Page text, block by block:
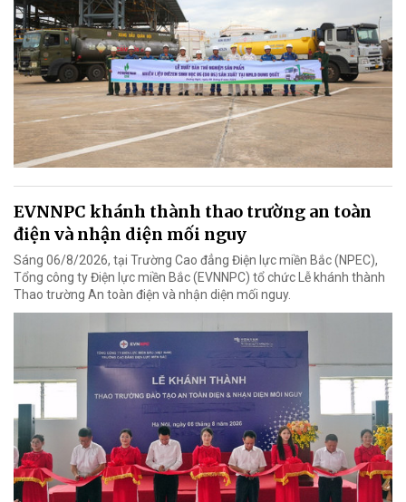
EVNNPC khánh thành thao trường an toàn
điện và nhận diện mối nguy
Sáng 06/8/2026, tại Trường Cao đẳng Điện lực miền Bắc (NPEC),
Tổng công ty Điện lực miền Bắc (EVNNPC) tổ chức Lễ khánh thành
Thao trường An toàn điện và nhận diện mối nguy.